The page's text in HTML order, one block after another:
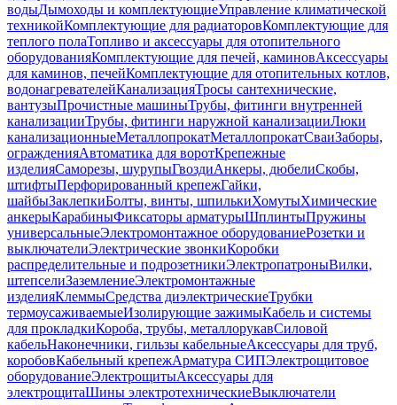
водыДымоходы и комплектующиеУправление климатической
техникойКомплектующие для радиаторовКомплектующие для
теплого полаТопливо и аксессуары для отопительного
оборудованияКомплектующие для печей, каминовАксессуары
для каминов, печейКомплектующие для отопительных котлов,
водонагревателейКанализацияТросы сантехнические,
вантузыПрочистные машиныТрубы, фитинги внутренней
канализацииТрубы, фитинги наружной канализацииЛюки
канализационныеМеталлопрокатМеталлопрокатСваиЗаборы,
огражденияАвтоматика для воротКрепежные
изделияСаморезы, шурупыГвоздиАнкеры, дюбелиСкобы,
штифтыПерфорированный крепежГайки,
шайбыЗаклепкиБолты, винты, шпилькиХомутыХимические
анкерыКарабиныФиксаторы арматурыШплинтыПружины
универсальныеЭлектромонтажное оборудованиеРозетки и
выключателиЭлектрические звонкиКоробки
распределительные и подрозетникиЭлектропатроныВилки,
штепселиЗаземлениеЭлектромонтажные
изделияКлеммыСредства диэлектрическиеТрубки
термоусаживаемыеИзолирующие зажимыКабель и системы
для прокладкиКороба, трубы, металлорукавСиловой
кабельНаконечники, гильзы кабельныеАксессуары для труб,
коробовКабельный крепежАрматура СИПЭлектрощитовое
оборудованиеЭлектрощитыАксессуары для
электрощитаШины электротехническиеВыключатели